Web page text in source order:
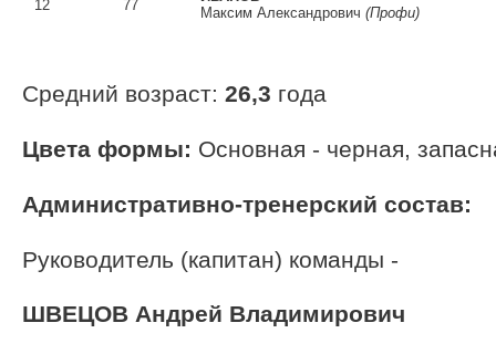
12 77
Максим Александрович (Профи)
Cредний возраст: 26,3 года
Цвета формы: Основная - черная,
Административно-тренерский состав:
Руководитель (капитан) команды -
ШВЕЦОВ Андрей Владимирович